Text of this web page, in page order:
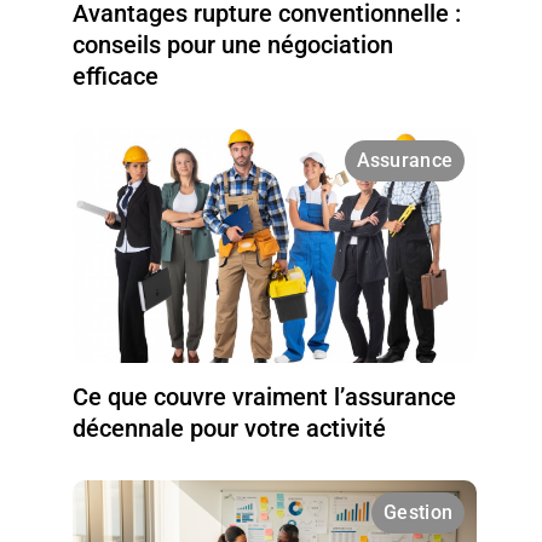
Avantages rupture conventionnelle :
conseils pour une négociation
efficace
Assurance
Ce que couvre vraiment l’assurance
décennale pour votre activité
Gestion